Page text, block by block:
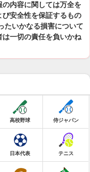
内容に関しては万全を
安全性を保証するもの
たいかなる損害について
一切の責任を負いかね
高校野球 侍ジャパン
日本代表 テニス